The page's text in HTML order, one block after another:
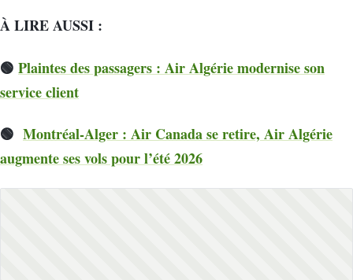
À LIRE AUSSI :
🟢 Plaintes des passagers : Air Algérie modernise son
service client
🟢 Montréal-Alger : Air Canada se retire, Air Algérie
augmente ses vols pour l’été 2026